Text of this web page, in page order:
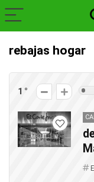
rebajas hogar
1